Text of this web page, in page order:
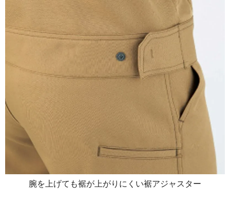
腕を上げても裾が上がりにくい裾アジャスター